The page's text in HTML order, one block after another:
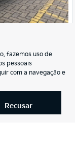
SPORT AT6
fazemos uso de
pessoais
com a navegação e
Recusar